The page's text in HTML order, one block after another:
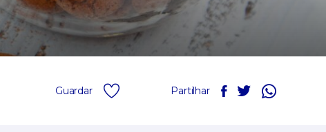
Guardar Partilhar